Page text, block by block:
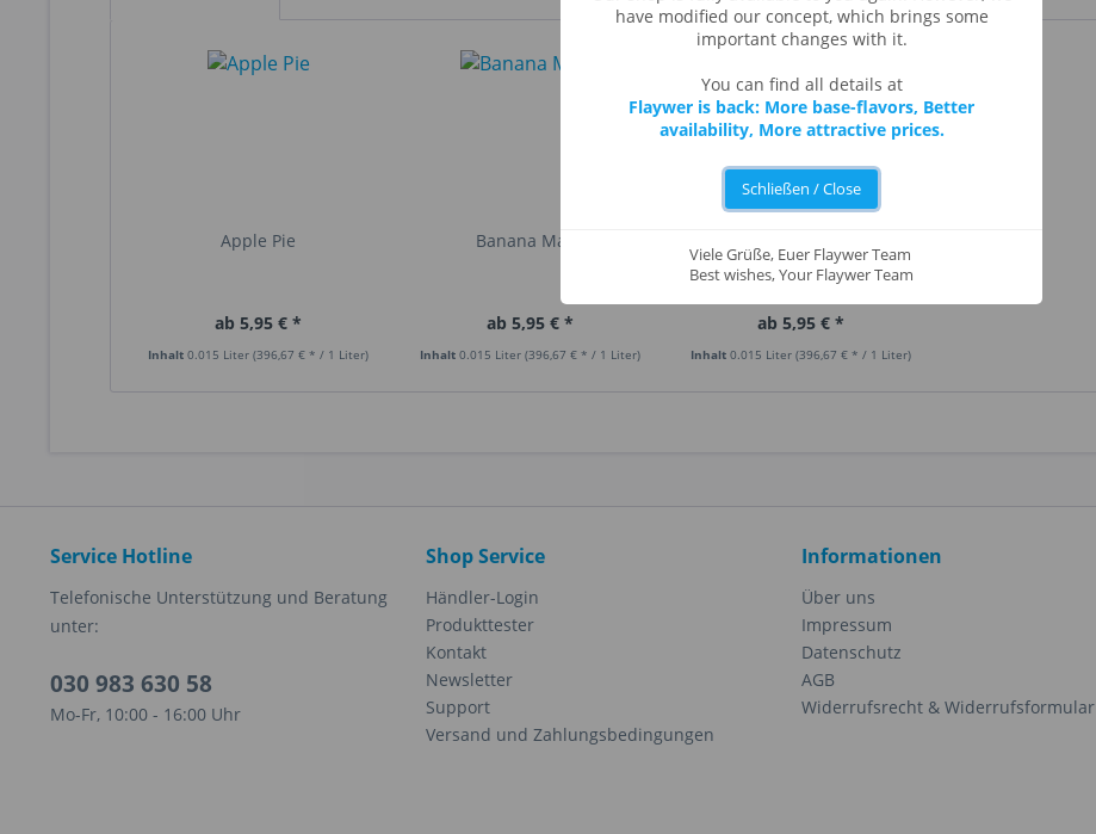
Apple Pie
ab 5,95 € *
Inhalt0.015 Liter(396,67 € * / 1 Liter)
Banana Maze
ab 5,95 € *
Inhalt 0.015 Liter (396,67 € * / 1 Liter)
ab 5,95 € *
Inhalt0.015 Liter(396,67 € * / 1 Liter)
Service Hotline
Telefonische Unterstützung und Beratung
unter:
030 983 630 58
Mo-Fr, 10:00 - 16:00 Uhr
Shop Service
Händler-Login
Produkttester
Kontakt
Newsletter
Support
Versand und Zahlungsbedingungen
Informationen
Über uns
Impressum
Datenschutz
AGB
Widerrufsrecht & Widerrufsformular
have modified our concept, which brings some
important changes with it.
You can find all details at
Flaywer is back: More base-flavors, Better
availability, More attractive prices.
Schließen / Close
Viele Grüße, Euer Flaywer Team
Best wishes, Your Flaywer Team